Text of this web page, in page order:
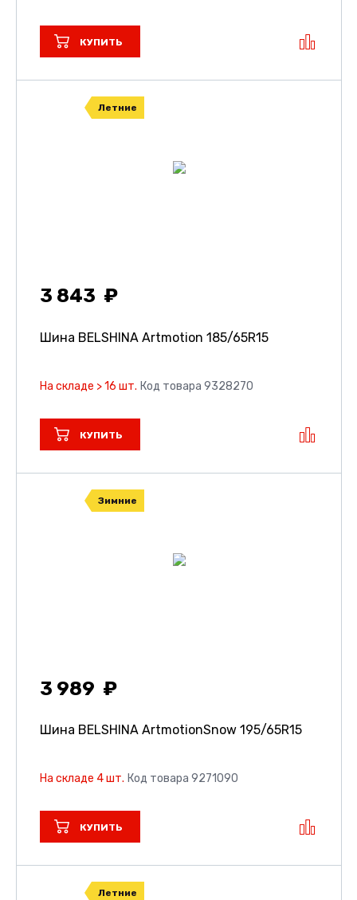
КУПИТЬ
Летние
3 843
Шина BELSHINA Artmotion 185/65R15
На складе > 16 шт. Код товара 9328270
КУПИТЬ
Зимние
3 989
Шина BELSHINA ArtmotionSnow 195/65R15
На складе 4 шт. Код товара 9271090
КУПИТЬ
Летние